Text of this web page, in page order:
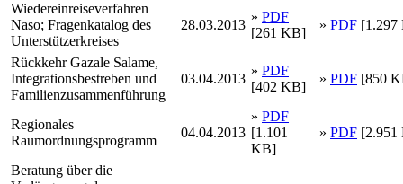
Wiedereinreiseverfahren
Naso; Fragenkatalog des
Unterstützerkreises
28.03.2013
» PDF
[261 KB]
» PDF [1.297
Rückkehr Gazale Salame,
Integrationsbestreben und
Familienzusammenführung
03.04.2013
» PDF
[402 KB]
» PDF [850
Regionales
Raumordnungsprogramm
04.04.2013
» PDF
[1.101
KB]
» PDF [2.951
Beratung über die